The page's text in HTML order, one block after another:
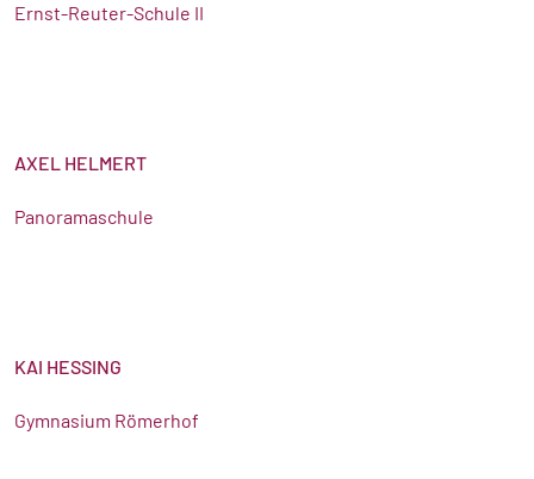
Ernst-Reuter-Schule II
AXEL HELMERT
Panoramaschule
KAI HESSING
Gymnasium Römerhof